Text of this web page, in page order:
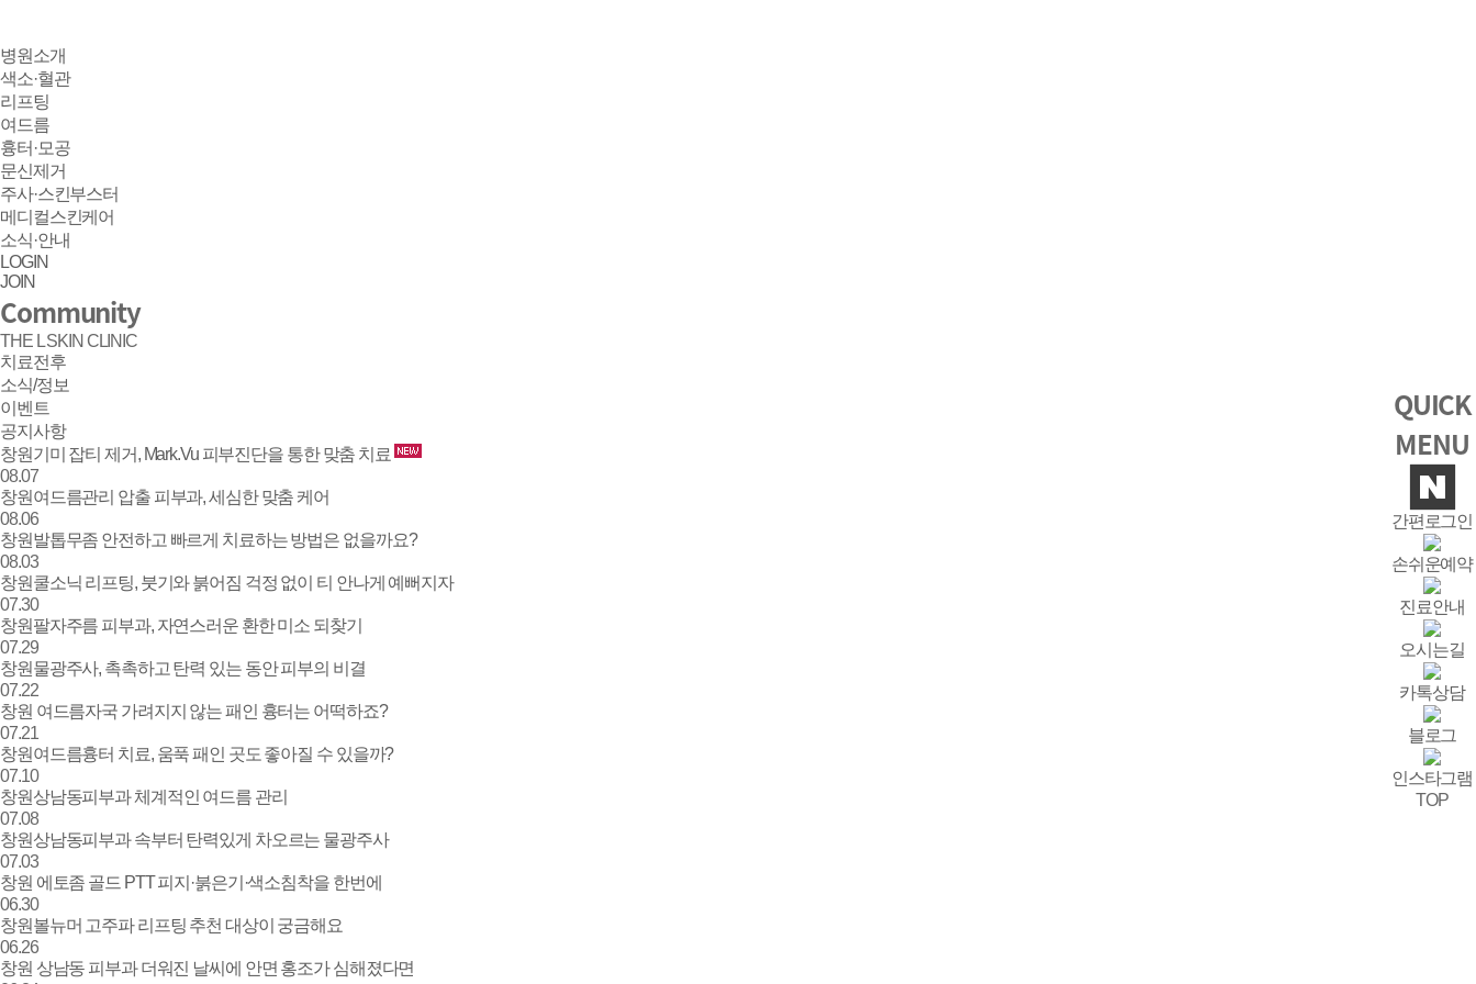
병원소개
색소·혈관
리프팅
여드름
흉터·모공
문신제거
주사·스킨부스터
메디컬스킨케어
소식·안내
LOGIN
JOIN
Community
THE L SKIN CLINIC
치료전후
소식/정보
이벤트
공지사항
소식/정보 | 창원 피부과 디엘의원
창원기미 잡티 제거, Mark.Vu 피부진단을 통한 맞춤 치료
08.07
창원여드름관리 압출 피부과, 세심한 맞춤 케어
08.06
창원발톱무좀 안전하고 빠르게 치료하는 방법은 없을까요?
08.03
창원쿨소닉 리프팅, 붓기와 붉어짐 걱정 없이 티 안나게 예뻐지자
07.30
창원팔자주름 피부과, 자연스러운 환한 미소 되찾기
07.29
창원물광주사, 촉촉하고 탄력 있는 동안 피부의 비결
07.22
창원 여드름자국 가려지지 않는 패인 흉터는 어떡하죠?
07.21
창원여드름흉터 치료, 움푹 패인 곳도 좋아질 수 있을까?
07.10
창원상남동피부과 체계적인 여드름 관리
07.08
창원상남동피부과 속부터 탄력있게 차오르는 물광주사
07.03
창원 에토좀 골드 PTT 피지·붉은기·색소침착을 한번에
06.30
창원볼뉴머 고주파 리프팅 추천 대상이 궁금해요
06.26
창원 상남동 피부과 더워진 날씨에 안면 홍조가 심해졌다면
QUICK
MENU
간편로그인
손쉬운예약
진료안내
오시는길
카톡상담
블로그
인스타그램
TOP